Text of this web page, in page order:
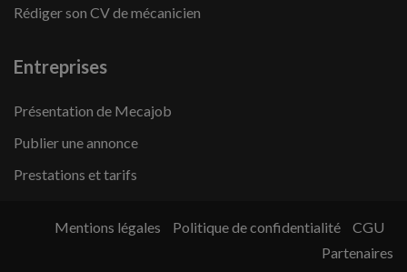
Rédiger son CV de mécanicien
Entreprises
Présentation de Mecajob
Publier une annonce
Prestations et tarifs
Mentions légales Politique de confidentialité
CGU
Partenaires